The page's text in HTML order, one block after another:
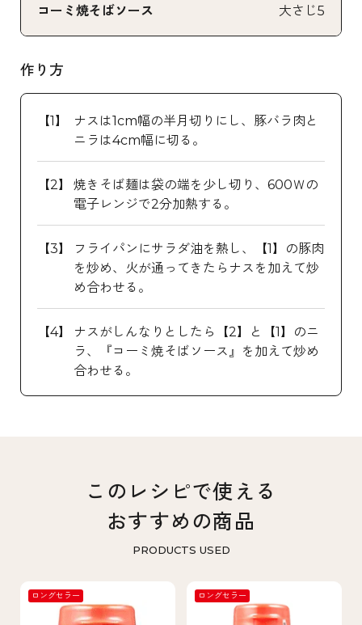
コーミ焼そばソース 大さじ5
作り方
ナスは1cm幅の半月切りにし、豚バラ肉と
ニラは4cm幅に切る。
焼きそば麺は袋の端を少し切り、600Ｗの
電子レンジで2分加熱する。
フライパンにサラダ油を熱し、【1】の豚肉
を炒め、火が通ってきたらナスを加えて炒
め合わせる。
ナスがしんなりとしたら【2】と【1】のニ
ラ、『コーミ焼そばソース』を加えて炒め
合わせる。
このレシピで使える
おすすめの商品
PRODUCTS USED
ロングセラー ロングセラー